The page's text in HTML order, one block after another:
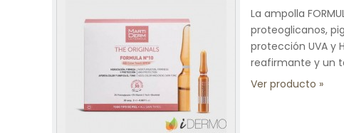
La ampolla
proteoglicanos,
protección UVA y
reafirmante y un
Ver producto